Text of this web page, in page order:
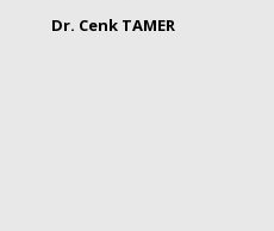
Dr. Cenk TAMER